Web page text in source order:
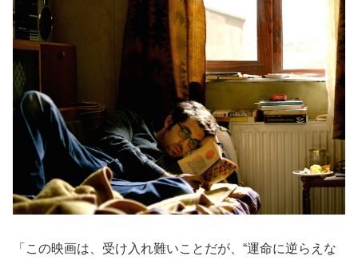
「この映画は、受け入れ難いことだが、“運命に逆らえな